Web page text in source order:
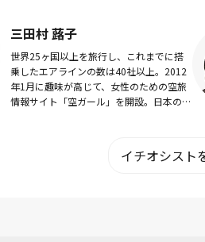
三田村 蕗子
世界25ヶ国以上を旅行し、これまでに搭
乗したエアラインの数は40社以上。2012
年1月に趣味が高じて、女性のための空旅
情報サイト「空ガール」を開設。日本のみ
イチオシスト